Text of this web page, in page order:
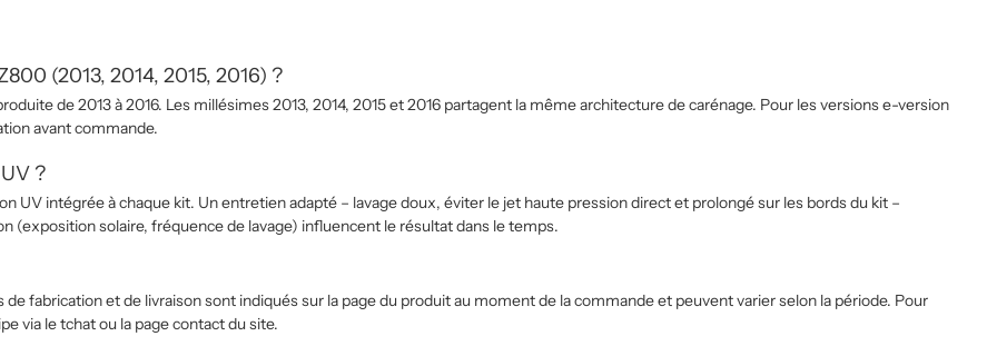
(2013, 2014, 2015, 2016) ?
de 2013 à 2016. Les millésimes 2013, 2014, 2015 et 2016 partagent la même architecture de carénage. Pour les versions e-version
avant commande.
?
UV intégrée à chaque kit. Un entretien adapté – lavage doux, éviter le jet haute pression direct et prolongé sur les bords du kit –
(exposition solaire, fréquence de lavage) influencent le résultat dans le temps.
fabrication et de livraison sont indiqués sur la page du produit au moment de la commande et peuvent varier selon la période. Pour
via le tchat ou la page contact du site.